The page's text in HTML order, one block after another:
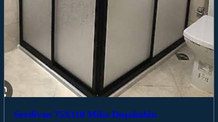
Serdivan 75X110 Mika Duşakabin